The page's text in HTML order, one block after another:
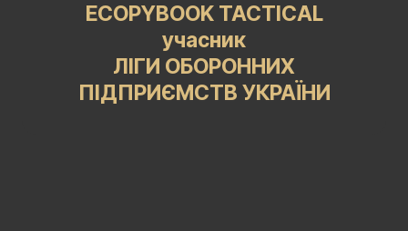
ECOPYBOOK TACTICAL
учасник
ЛІГИ ОБОРОННИХ
ПІДПРИЄМСТВ УКРАЇНИ